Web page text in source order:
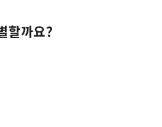
할까요?